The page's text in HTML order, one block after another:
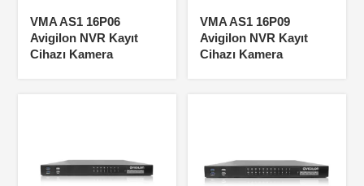
VMA AS1 16P06
Avigilon NVR Kayıt
Cihazı Kamera
VMA AS1 16P09
Avigilon NVR Kayıt
Cihazı Kamera